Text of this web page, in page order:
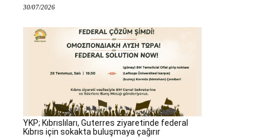
30/07/2026
YKP; Kıbrıslıları, Guterres ziyaretinde federal
Kıbrıs için sokakta buluşmaya çağırır